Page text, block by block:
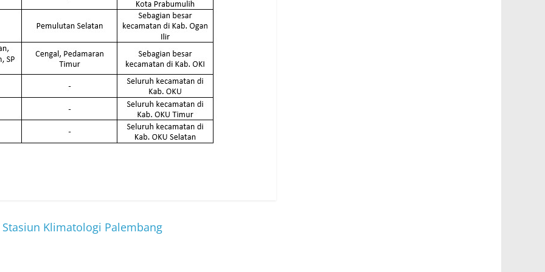
Klimatologi Palembang